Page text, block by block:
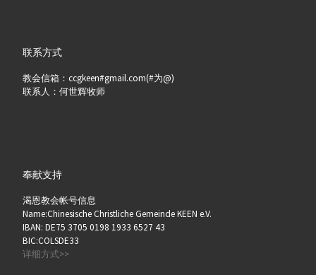
联系方式
教会信箱：ccgkeen#gmail.com(#为@)
联系人：何世辉牧师
奉献支持
渴恩教会帐号信息
Name:Chinesische Christliche Gemeinde KEEN e.V.
IBAN: DE75 3705 0198 1933 6527 43
BIC:COLSDE33
详细方式>>